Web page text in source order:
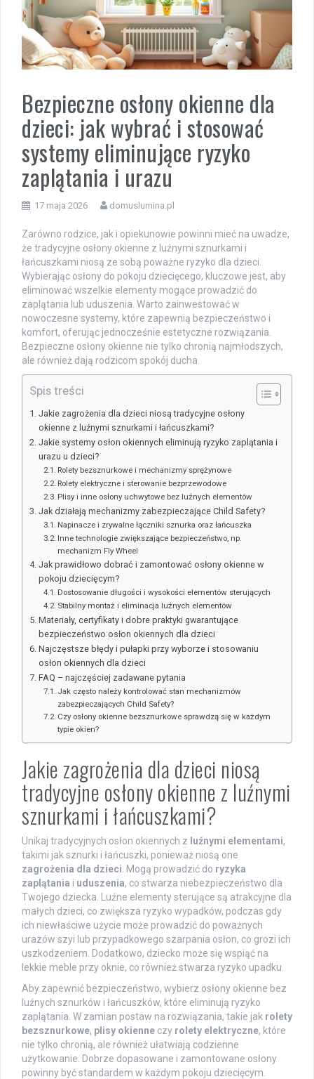
Bezpieczne osłony okienne dla
dzieci: jak wybrać i stosować
systemy eliminujące ryzyko
zaplątania i urazu
17 maja 2026 domuslumina.pl
Zarówno rodzice, jak i opiekunowie powinni mieć na uwadze,
że tradycyjne osłony okienne z luźnymi sznurkami i
łańcuszkami niosą ze sobą poważne ryzyko dla dzieci.
Wybierając osłony do pokoju dziecięcego, kluczowe jest, aby
eliminować wszelkie elementy mogące prowadzić do
zaplątania lub uduszenia. Warto zainwestować w
nowoczesne systemy, które zapewnią bezpieczeństwo i
komfort, oferując jednocześnie estetyczne rozwiązania.
Bezpieczne osłony okienne nie tylko chronią najmłodszych,
ale również dają rodzicom spokój ducha.
Spis treści
Jakie zagrożenia dla dzieci niosą tradycyjne osłony
okienne z luźnymi sznurkami i łańcuszkami?
Jakie systemy osłon okiennych eliminują ryzyko zaplątania i
urazu u dzieci?
Rolety bezsznurkowe i mechanizmy sprężynowe
Rolety elektryczne i sterowanie bezprzewodowe
Plisy i inne osłony uchwytowe bez luźnych elementów
Jak działają mechanizmy zabezpieczające Child Safety?
Napinacze i zrywalne łączniki sznurka oraz łańcuszka
Inne technologie zwiększające bezpieczeństwo, np.
mechanizm Fly Wheel
Jak prawidłowo dobrać i zamontować osłony okienne w
pokoju dziecięcym?
Dostosowanie długości i wysokości elementów sterujących
Stabilny montaż i eliminacja luźnych elementów
Materiały, certyfikaty i dobre praktyki gwarantujące
bezpieczeństwo osłon okiennych dla dzieci
Najczęstsze błędy i pułapki przy wyborze i stosowaniu
osłon okiennych dla dzieci
FAQ – najczęściej zadawane pytania
Jak często należy kontrolować stan mechanizmów
zabezpieczających Child Safety?
Czy osłony okienne bezsznurkowe sprawdzą się w każdym
typie okien?
Jakie zagrożenia dla dzieci niosą
tradycyjne osłony okienne z luźnymi
sznurkami i łańcuszkami?
Unikaj tradycyjnych osłon okiennych z luźnymi elementami,
takimi jak sznurki i łańcuszki, ponieważ niosą one
zagrożenia dla dzieci . Mogą prowadzić do ryzyka
zaplątania i uduszenia, co stwarza niebezpieczeństwo dla
Twojego dziecka. Luźne elementy sterujące są atrakcyjne dla
małych dzieci, co zwiększa ryzyko wypadków, podczas gdy
ich niewłaściwe użycie może prowadzić do poważnych
urazów szyi lub przypadkowego szarpania osłon, co grozi ich
uszkodzeniem. Dodatkowo, dziecko może się wspiąć na
lekkie meble przy oknie, co również stwarza ryzyko upadku.
Aby zapewnić bezpieczeństwo, wybierz osłony okienne bez
luźnych sznurków i łańcuszków, które eliminują ryzyko
zaplątania. W zamian postaw na rozwiązania, takie jak rolety
bezsznurkowe, plisy okienne czy rolety elektryczne, które
nie tylko chronią, ale również ułatwiają codzienne
użytkowanie. Dobrze dopasowane i zamontowane osłony
powinny być standardem w każdym pokoju dziecięcym.